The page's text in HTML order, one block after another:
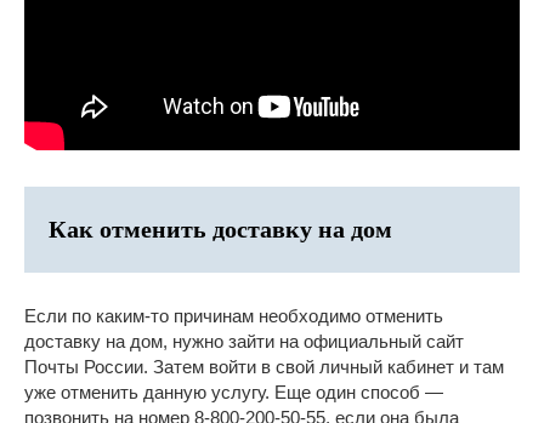
Как отменить доставку на дом
Если по каким-то причинам необходимо отменить
доставку на дом, нужно зайти на официальный сайт
Почты России. Затем войти в свой личный кабинет и там
уже отменить данную услугу. Еще один способ —
позвонить на номер 8-800-200-50-55, если она была